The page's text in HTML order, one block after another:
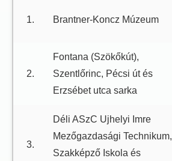
1. Brantner-Koncz Múzeum
2.
Fontana (Szökőkút),
Szentlőrinc, Pécsi út és
Erzsébet utca sarka
3.
Déli ASzC Ujhelyi Imre
Mezőgazdasági Technikum,
Szakképző Iskola és